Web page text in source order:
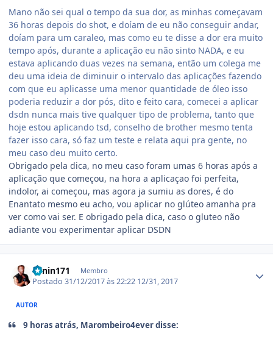
Mano não sei qual o tempo da sua dor, as minhas começavam
36 horas depois do shot, e doíam de eu não conseguir andar,
doíam para um caraleo, mas como eu te disse a dor era muito
tempo após, durante a aplicação eu não sinto NADA, e eu
estava aplicando duas vezes na semana, então um colega me
deu uma ideia de diminuir o intervalo das aplicações fazendo
com que eu aplicasse uma menor quantidade de óleo isso
poderia reduzir a dor pós, dito e feito cara, comecei a aplicar
dsdn nunca mais tive qualquer tipo de problema, tanto que
hoje estou aplicando tsd, conselho de brother mesmo tenta
fazer isso cara, só faz um teste e relata aqui pra gente, no
meu caso deu muito certo.
Obrigado pela dica, no meu caso foram umas 6 horas após a
aplicação que começou, na hora a aplicaçao foi perfeita,
indolor, ai começou, mas agora ja sumiu as dores, é do
Enantato mesmo eu acho, vou aplicar no glúteo amanha pra
ver como vai ser. E obrigado pela dica, caso o gluteo não
adiante vou experimentar aplicar DSDN
Lenin171 Membro
Postado31/12/2017 às 22:22 12/31, 2017
AUTOR
9 horas atrás, Marombeiro4ever disse: